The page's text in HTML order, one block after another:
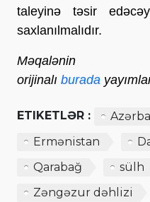
taleyinə təsir
saxlanılmalıdır.
orijinalı burada
ETIKETLƏR :
Ermənistan
Qarabağ
sülh
Zəngəzur dəhlizi